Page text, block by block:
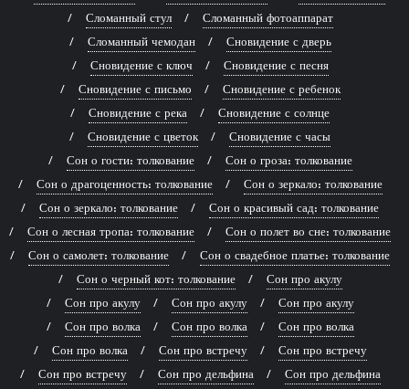
Сломанный стул
Сломанный фотоаппарат
Сломанный чемодан
Сновидение с дверь
Сновидение с ключ
Сновидение с песня
Сновидение с письмо
Сновидение с ребенок
Сновидение с река
Сновидение с солнце
Сновидение с цветок
Сновидение с часы
Сон о гости: толкование
Сон о гроза: толкование
Сон о драгоценность: толкование
Сон о зеркало: толкование
Сон о зеркало: толкование
Сон о красивый сад: толкование
Сон о лесная тропа: толкование
Сон о полет во сне: толкование
Сон о самолет: толкование
Сон о свадебное платье: толкование
Сон о черный кот: толкование
Сон про акулу
Сон про акулу
Сон про акулу
Сон про акулу
Сон про волка
Сон про волка
Сон про волка
Сон про волка
Сон про встречу
Сон про встречу
Сон про встречу
Сон про дельфина
Сон про дельфина